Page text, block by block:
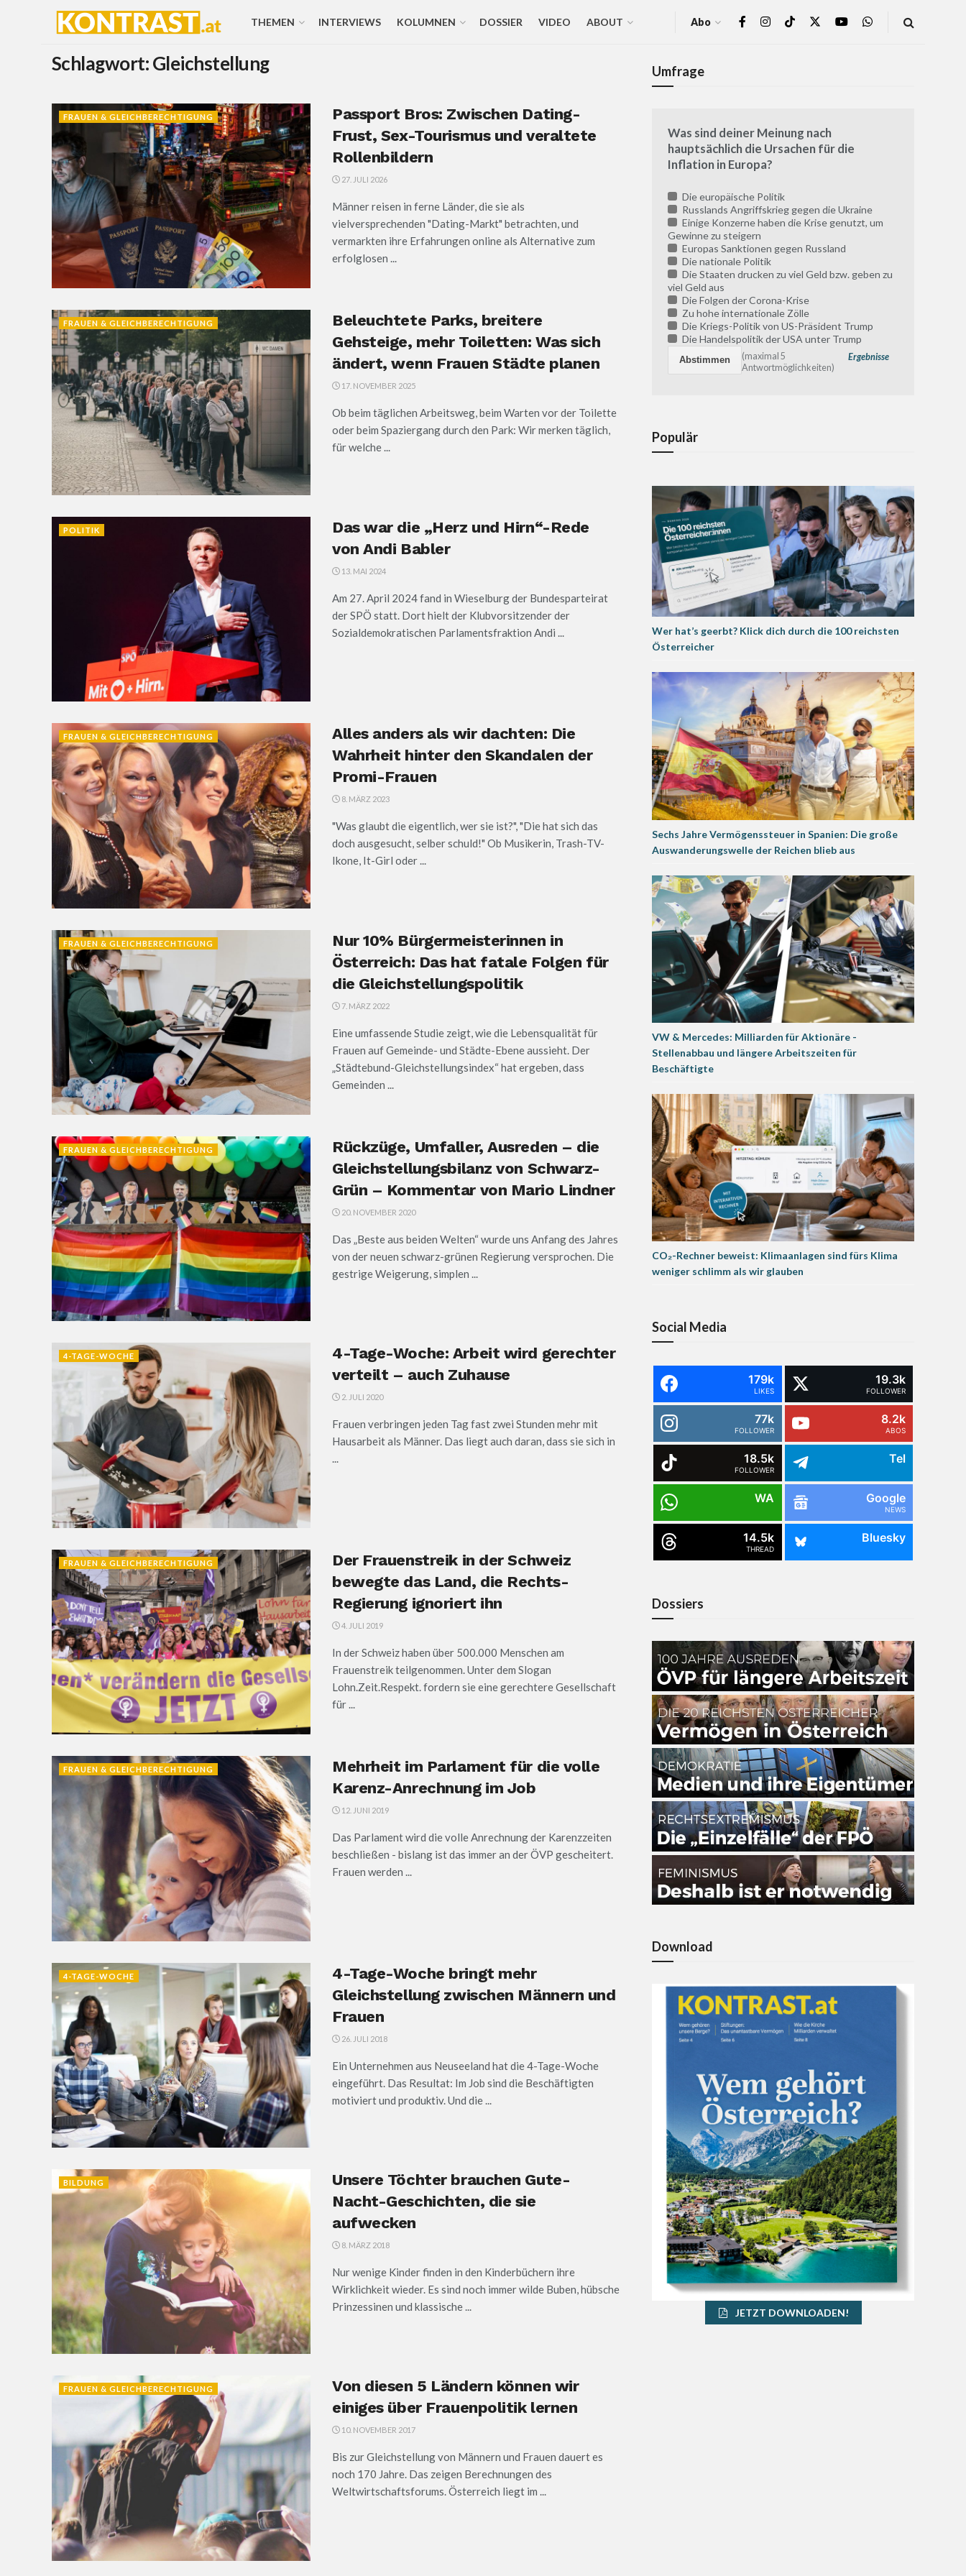
THEMEN INTERVIEWS KOLUMNEN DOSSIER VIDEO ABOUT Abo
Schlagwort:Gleichstellung
FRAUEN & GLEICHBERECHTIGUNG
Passport Bros: Zwischen Dating-
Frust, Sex-Tourismus und veraltete
Rollenbildern
27. JULI 2026
Männer reisen in ferne Länder, die sie als
vielversprechenden "Dating-Markt" betrachten, und
vermarkten ihre Erfahrungen online als Alternative zum
erfolglosen ...
FRAUEN & GLEICHBERECHTIGUNG
Beleuchtete Parks, breitere
Gehsteige, mehr Toiletten: Was sich
ändert, wenn Frauen Städte planen
17. NOVEMBER 2025
Ob beim täglichen Arbeitsweg, beim Warten vor der Toilette
oder beim Spaziergang durch den Park: Wir merken täglich,
für welche ...
POLITIK
Das war die „Herz und Hirn“-Rede
von Andi Babler
13. MAI 2024
Am 27. April 2024 fand in Wieselburg der Bundesparteirat
der SPÖ statt. Dort hielt der Klubvorsitzender der
Sozialdemokratischen Parlamentsfraktion Andi ...
FRAUEN & GLEICHBERECHTIGUNG
Alles anders als wir dachten: Die
Wahrheit hinter den Skandalen der
Promi-Frauen
8. MÄRZ 2023
"Was glaubt die eigentlich, wer sie ist?", "Die hat sich das
doch ausgesucht, selber schuld!" Ob Musikerin, Trash-TV-
Ikone, It-Girl oder ...
FRAUEN & GLEICHBERECHTIGUNG
Nur 10% Bürgermeisterinnen in
Österreich: Das hat fatale Folgen für
die Gleichstellungspolitik
7. MÄRZ 2022
Eine umfassende Studie zeigt, wie die Lebensqualität für
Frauen auf Gemeinde- und Städte-Ebene aussieht. Der
„Städtebund-Gleichstellungsindex“ hat ergeben, dass
Gemeinden ...
FRAUEN & GLEICHBERECHTIGUNG
Rückzüge, Umfaller, Ausreden – die
Gleichstellungsbilanz von Schwarz-
Grün – Kommentar von Mario Lindner
20. NOVEMBER 2020
Das „Beste aus beiden Welten“ wurde uns Anfang des Jahres
von der neuen schwarz-grünen Regierung versprochen. Die
gestrige Weigerung, simplen ...
4-TAGE-WOCHE
4-Tage-Woche: Arbeit wird gerechter
verteilt – auch Zuhause
2. JULI 2020
Frauen verbringen jeden Tag fast zwei Stunden mehr mit
Hausarbeit als Männer. Das liegt auch daran, dass sie sich in
...
FRAUEN & GLEICHBERECHTIGUNG
Der Frauenstreik in der Schweiz
bewegte das Land, die Rechts-
Regierung ignoriert ihn
4. JULI 2019
In der Schweiz haben über 500.000 Menschen am
Frauenstreik teilgenommen. Unter dem Slogan
Lohn.Zeit.Respekt. fordern sie eine gerechtere Gesellschaft
für ...
FRAUEN & GLEICHBERECHTIGUNG
Mehrheit im Parlament für die volle
Karenz-Anrechnung im Job
12. JUNI 2019
Das Parlament wird die volle Anrechnung der Karenzzeiten
beschließen - bislang ist das immer an der ÖVP gescheitert.
Frauen werden ...
4-TAGE-WOCHE
4-Tage-Woche bringt mehr
Gleichstellung zwischen Männern und
Frauen
26. JULI 2018
Ein Unternehmen aus Neuseeland hat die 4-Tage-Woche
eingeführt. Das Resultat: Im Job sind die Beschäftigten
motiviert und produktiv. Und die ...
BILDUNG
Unsere Töchter brauchen Gute-
Nacht-Geschichten, die sie
aufwecken
8. MÄRZ 2018
Nur wenige Kinder finden in den Kinderbüchern ihre
Wirklichkeit wieder. Es sind noch immer wilde Buben, hübsche
Prinzessinen und klassische ...
FRAUEN & GLEICHBERECHTIGUNG
Von diesen 5 Ländern können wir
einiges über Frauenpolitik lernen
10. NOVEMBER 2017
Bis zur Gleichstellung von Männern und Frauen dauert es
noch 170 Jahre. Das zeigen Berechnungen des
Weltwirtschaftsforums. Österreich liegt im ...
Umfrage
Was sind deiner Meinung nach
hauptsächlich die Ursachen für die
Inflation in Europa?
Die europäische Politik
Russlands Angriffskrieg gegen die Ukraine
Einige Konzerne haben die Krise genutzt, um
Gewinne zu steigern
Europas Sanktionen gegen Russland
Die nationale Politik
Die Staaten drucken zu viel Geld bzw. geben zu
viel Geld aus
Die Folgen der Corona-Krise
Zu hohe internationale Zölle
Die Kriegs-Politik von US-Präsident Trump
Die Handelspolitik der USA unter Trump
Ergebnisse
(maximal 5
Antwortmöglichkeiten)
Populär
Wer hat’s geerbt? Klick dich durch die 100 reichsten
Österreicher
Sechs Jahre Vermögenssteuer in Spanien: Die große
Auswanderungswelle der Reichen blieb aus
VW & Mercedes: Milliarden für Aktionäre -
Stellenabbau und längere Arbeitszeiten für
Beschäftigte
CO₂-Rechner beweist: Klimaanlagen sind fürs Klima
weniger schlimm als wir glauben
Social Media
179k
LIKES
19.3k
FOLLOWER
77k
FOLLOWER
8.2k
ABOS
18.5k
FOLLOWER
Tel
WA Google
NEWS
14.5k
THREAD
Bluesky
Dossiers
Download
JETZT DOWNLOADEN!